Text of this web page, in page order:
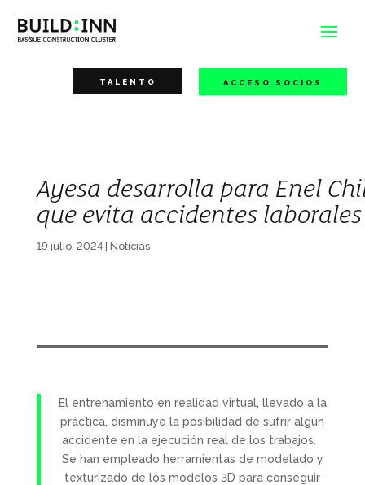
TALENTO ACCESO SOCIOS
Ayesa desarrolla para Enel
que evita accidentes
19 julio, 2024| Noticias
El entrenamiento en realidad virtual, llevado a la
práctica, disminuye la posibilidad de sufrir algún
accidente en la ejecución real de los trabajos.
Se han empleado herramientas de modelado y
texturizado de los modelos 3D para conseguir